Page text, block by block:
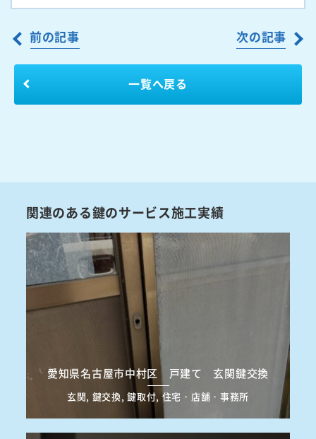
前の記事
一覧へ戻る
次の記事
関連のある鍵のサービス施工実績
愛知県名古屋市中村区 戸建て 玄関鍵交換
玄関, 鍵交換, 鍵取付, 住宅・店舗・事務所